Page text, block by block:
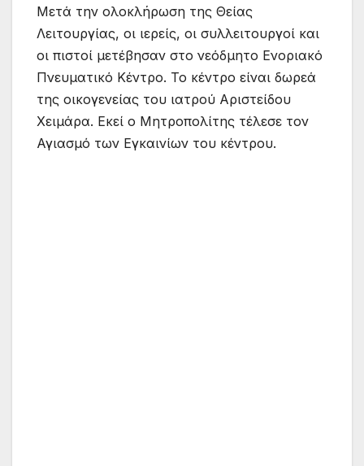
Μετά την ολοκλήρωση της Θείας
Λειτουργίας, οι ιερείς, οι συλλειτουργοί και
οι πιστοί μετέβησαν στο νεόδμητο Ενοριακό
Πνευματικό Κέντρο. Το κέντρο είναι δωρεά
της οικογενείας του ιατρού Αριστείδου
Χειμάρα. Εκεί ο Μητροπολίτης τέλεσε τον
Αγιασμό των Εγκαινίων του κέντρου.